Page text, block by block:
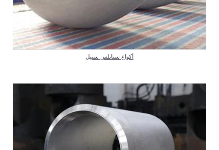
أكواع ستانلس ستيل